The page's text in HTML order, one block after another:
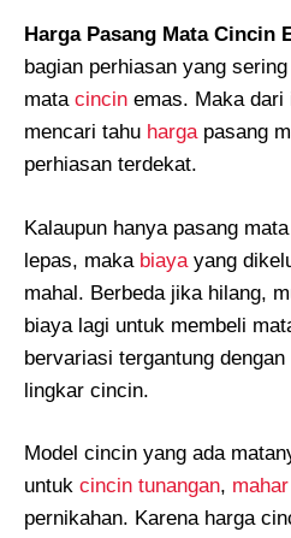
Harga Pasang Mata Cincin
bagian perhiasan yang
mata cincin emas. Maka dari
mencari tahu harga pasang
perhiasan terdekat.
Kalaupun hanya pasang
lepas, maka biaya yang
mahal. Berbeda jika hilang,
biaya lagi untuk membeli
bervariasi tergantung
lingkar cincin.
Model cincin yang ada
untuk cincin tunangan, mahar
pernikahan. Karena harga